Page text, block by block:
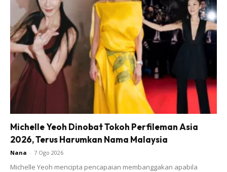
Bawang besar 1 ulas
Cili kering 10 tangkai (kalau tak nak pedas boleh
kurangkan)
Belacan 1 sudu besar (nak sedap pakai
Sedikit udang kering (boleh gandakan bahan kalau nak
buat banyak)
Gula apong/gula melaka
2 sudu otak udang
1 sudu teh tepung jagung
Michelle Yeoh Dinobat Tokoh Perfileman Asia
2026, Terus Harumkan Nama Malaysia
Nana - 7 Ogo 2026
Michelle Yeoh mencipta pencapaian membanggakan apabila